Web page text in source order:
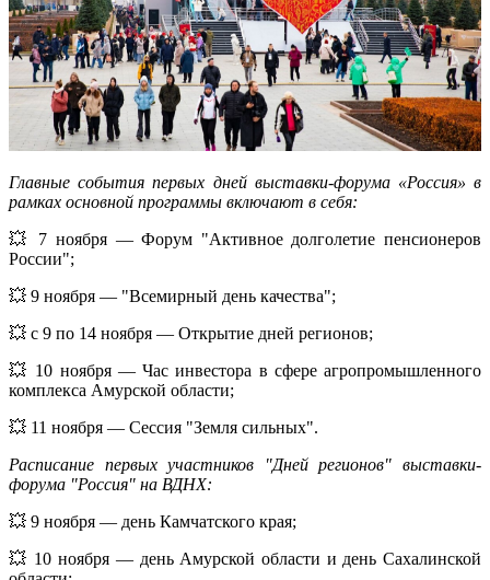
Главные события первых дней выставки-форума «Россия» в
рамках основной программы включают в себя:
💥 7 ноября — Форум "Активное долголетие пенсионеров
России";
💥 9 ноября — "Всемирный день качества";
💥 с 9 по 14 ноября — Открытие дней регионов;
💥 10 ноября — Час инвестора в сфере агропромышленного
комплекса Амурской области;
💥 11 ноября — Сессия "Земля сильных".
Расписание первых участников "Дней регионов" выставки-
форума "Россия" на ВДНХ:
💥 9 ноября — день Камчатского края;
💥 10 ноября — день Амурской области и день Сахалинской